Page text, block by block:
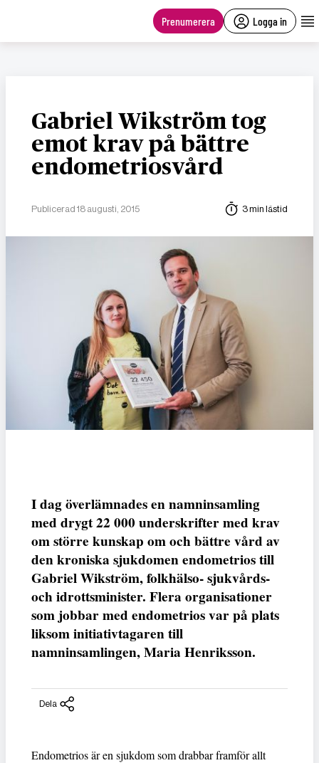
Prenumerera Logga in
Gabriel Wikström tog
emot krav på bättre
endometriosvård
Publicerad 18 augusti, 2015 3 min lästid
I dag överlämnades en namninsamling
med drygt 22 000 underskrifter med krav
om större kunskap om och bättre vård av
den kroniska sjukdomen endometrios till
Gabriel Wikström, folkhälso- sjukvårds-
och idrottsminister. Flera organisationer
som jobbar med endometrios var på plats
liksom initiativtagaren till
namninsamlingen, Maria Henriksson.
Dela
Endometrios är en sjukdom som drabbar framför allt